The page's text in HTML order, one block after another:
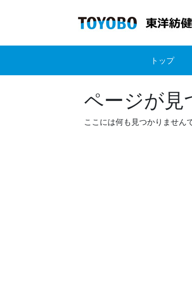
トップ
ページが見
ここには何も見つかりません